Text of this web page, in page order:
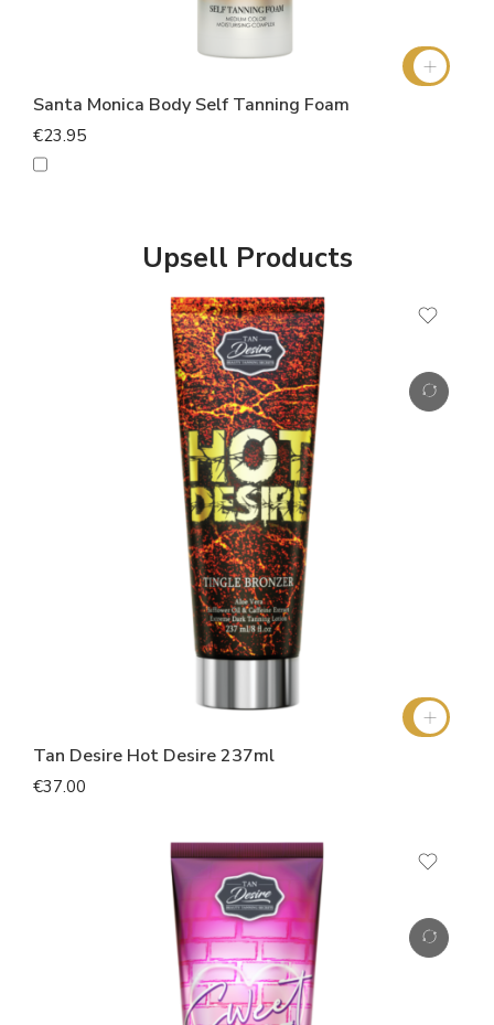
Santa Monica Body Self Tanning Foam
€23.95
Upsell Products
Tan Desire Hot Desire 237ml
€37.00